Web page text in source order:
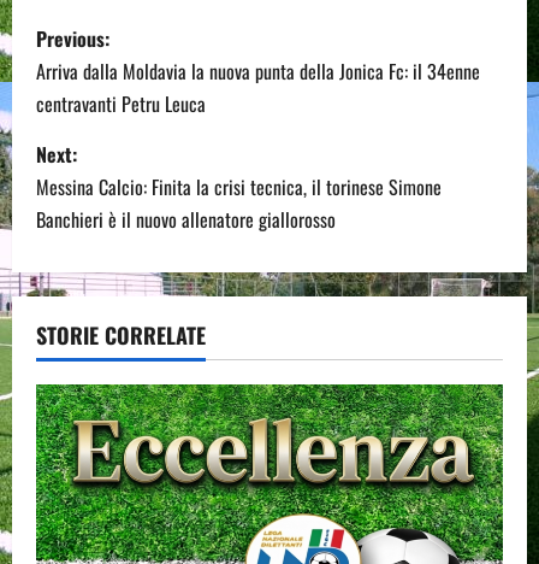
P
o
s
t
n
a
v
i
g
a
t
Previous:
Arriva dalla Moldavia la nuova punta della Jonica Fc: il 34enne
centravanti Petru Leuca
Next:
Messina Calcio: Finita la crisi tecnica, il torinese Simone
Banchieri è il nuovo allenatore giallorosso
STORIE CORRELATE